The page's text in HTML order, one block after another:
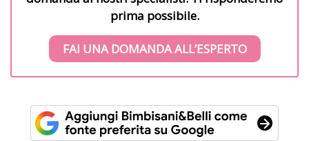
prima possibile.
FAI UNA DOMANDA ALL’ESPERTO